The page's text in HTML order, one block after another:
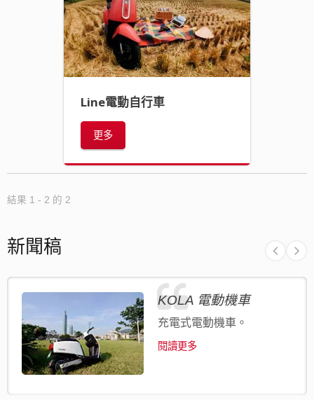
Line電動自行車
更多
結果 1 - 2 的 2
新聞稿
KOLA 電動機車
充電式電動機車。
閱讀更多